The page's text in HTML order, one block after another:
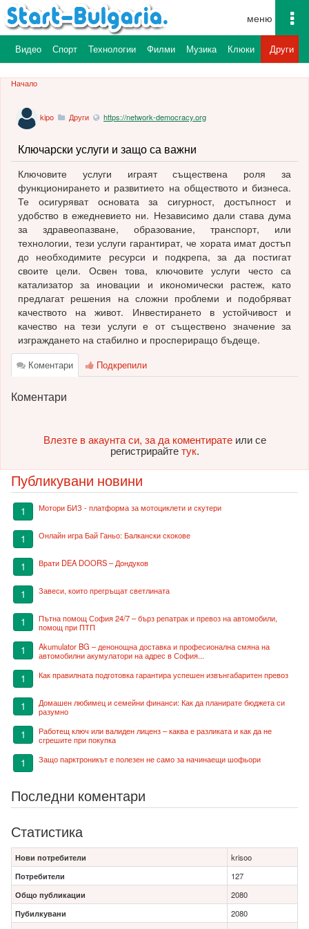
Видео Спорт Технологии Филми Музика Клюки Други
Начало
Ключарски услуги и защо са важни
kipo Други https://network-democracy.org
Ключовите услуги играят съществена роля за
функционирането и развитието на обществото и бизнеса.
Те осигуряват основата за сигурност, достъпност и
удобство в ежедневието ни. Независимо дали става дума
за здравеопазване, образование, транспорт, или
технологии, тези услуги гарантират, че хората имат достъп
до необходимите ресурси и подкрепа, за да постигат
своите цели. Освен това, ключовите услуги често са
катализатор за иновации и икономически растеж, като
предлагат решения на сложни проблеми и подобряват
качеството на живот. Инвестирането в устойчивост и
качество на тези услуги е от съществено значение за
изграждането на стабилно и проспериращо бъдеще.
Коментари Подкрепили
Коментари
Влезте в акаунта си, за да коментиратеили се
регистрирайтетук.
Публикувани новини
1 Мотори БИЗ - платформа за мотоциклети и скутери
1 Онлайн игра Бай Ганьо: Балкански скокове
1 Врати DEA DOORS – Дондуков
1 Завеси, които прегръщат светлината
1
Пътна помощ София 24/7 – бърз репатрак и превоз на автомобили,
помощ при ПТП
1
Akumulator BG – денонощна доставка и професионална смяна на
автомобилни акумулатори на адрес в София...
1 Как правилната подготовка гарантира успешен извънгабаритен превоз
1
Домашен любимец и семейни финанси: Как да планирате бюджета си
разумно
1
Работещ ключ или валиден лиценз – каква е разликата и как да не
сгрешите при покупка
1 Защо парктроникът е полезен не само за начинаещи шофьори
Последни коментари
Статистика
Нови потребители
krisoo
Потребители
127
Общо публикации
2080
Пубилкувани
2080